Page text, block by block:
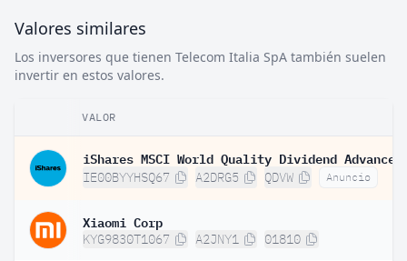
Valores similares
Los inversores que tienen Telecom Italia SpA también suelen
invertir en estos valores.
VALOR
IE00BYYHSQ67 A2DRG5 QDVW Anuncio
Xiaomi Corp
KYG9830T1067 A2JNY1 01810